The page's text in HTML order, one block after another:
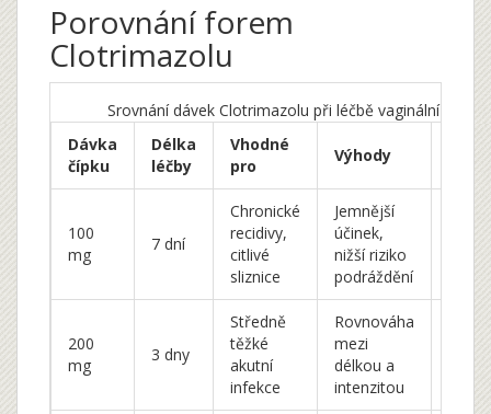
Porovnání forem
Clotrimazolu
Srovnání dávek Clotrimazolu při léčbě vaginální
Dávka
čípku
Délka
léčby
Vhodné
pro
Výhody
100
mg
7 dní
Chronické
recidivy,
citlivé
sliznice
Jemnější
účinek,
nižší riziko
podráždění
200
mg
3 dny
Středně
těžké
akutní
infekce
Rovnováha
mezi
délkou a
intenzitou